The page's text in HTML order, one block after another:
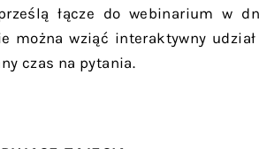
łącze do webinarium w
można wziąć interaktywny
czas na pytania.